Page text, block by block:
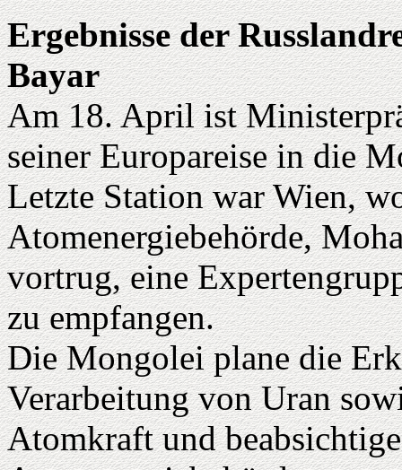
Ergebnisse der
Bayar
Am 18. April ist
seiner Europareise in die
Letzte Station war Wien,
Atomenergiebehörde,
vortrug, eine
zu empfangen.
Die Mongolei plane die
Verarbeitung von Uran
Atomkraft und